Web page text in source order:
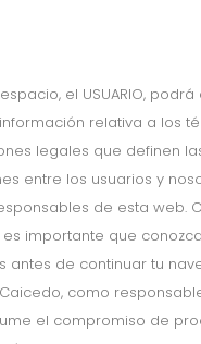
el USUARIO,
relativa a los
legales que definen
entre los usuarios y
de esta web.
es importante que
antes de continuar tu
como
el compromiso de